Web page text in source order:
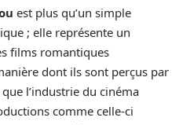
est plus qu’un simple
; elle représente un
films romantiques
dont ils sont perçus par
l’industrie du cinéma
comme celle-ci